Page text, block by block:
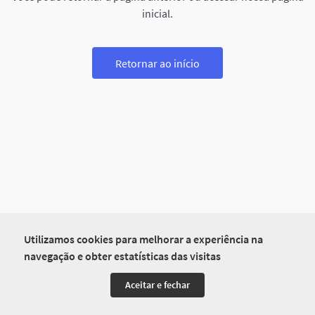
Utilizamos cookies para melhorar a experiência na
navegação e obter estatísticas das visitas
Aceitar e fechar
inicial.
Retornar ao início